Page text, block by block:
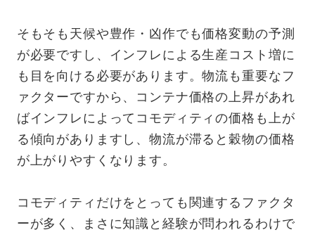
そもそも天候や豊作・凶作でも価格変動の予測
が必要ですし、インフレによる生産コスト増に
も目を向ける必要があります。物流も重要なフ
ァクターですから、コンテナ価格の上昇があれ
ばインフレによってコモディティの価格も上が
る傾向がありますし、物流が滞ると穀物の価格
が上がりやすくなります。
コモディティだけをとっても関連するファクタ
ーが多く、まさに知識と経験が問われるわけで